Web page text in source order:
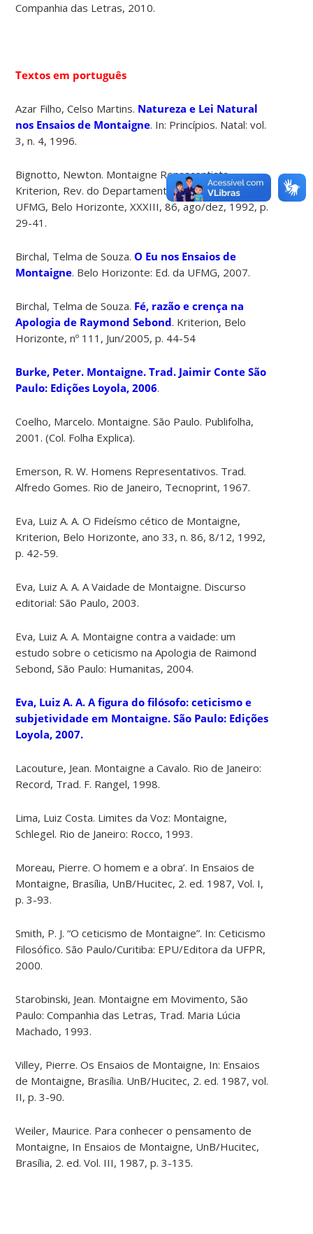
Companhia das Letras, 2010.
Textos em português
Azar Filho, Celso Martins. Natureza e Lei Natural
nos Ensaios de Montaigne. In: Princípios. Natal: vol.
3, n. 4, 1996.
Bignotto, Newton. Montaigne Renascentista.
Kriterion, Rev. do Departamento de Filosofia da
UFMG, Belo Horizonte, XXXIII, 86, ago/dez, 1992, p.
29-41.
Birchal, Telma de Souza.O Eu nos Ensaios de
Montaigne. Belo Horizonte: Ed. da UFMG, 2007.
Birchal, Telma de Souza. Fé, razão e crença na
Apologia de Raymond Sebond. Kriterion, Belo
Horizonte, nº 111, Jun/2005, p. 44-54
Burke, Peter. Montaigne. Trad. Jaimir Conte São
Paulo: Edições Loyola, 2006.
Coelho, Marcelo. Montaigne. São Paulo. Publifolha,
2001. (Col. Folha Explica).
Emerson, R. W. Homens Representativos. Trad.
Alfredo Gomes. Rio de Janeiro, Tecnoprint, 1967.
Eva, Luiz A. A. O Fideísmo cético de Montaigne,
Kriterion, Belo Horizonte, ano 33, n. 86, 8/12, 1992,
p. 42-59.
Eva, Luiz A. A. A Vaidade de Montaigne. Discurso
editorial: São Paulo, 2003.
Eva, Luiz A. A. Montaigne contra a vaidade: um
estudo sobre o ceticismo na Apologia de Raimond
Sebond, São Paulo: Humanitas, 2004.
Eva, Luiz A. A. A figura do filósofo: ceticismo e
subjetividade em Montaigne. São Paulo: Edições
Loyola, 2007.
Lacouture, Jean. Montaigne a Cavalo. Rio de Janeiro:
Record, Trad. F. Rangel, 1998.
Lima, Luiz Costa. Limites da Voz: Montaigne,
Schlegel. Rio de Janeiro: Rocco, 1993.
Moreau, Pierre. O homem e a obra’. In Ensaios de
Montaigne, Brasília, UnB/Hucitec, 2. ed. 1987, Vol. I,
p. 3-93.
Smith, P. J. “O ceticismo de Montaigne”. In: Ceticismo
Filosófico. São Paulo/Curitiba: EPU/Editora da UFPR,
2000.
Starobinski, Jean. Montaigne em Movimento, São
Paulo: Companhia das Letras, Trad. Maria Lúcia
Machado, 1993.
Villey, Pierre. Os Ensaios de Montaigne, In: Ensaios
de Montaigne, Brasília. UnB/Hucitec, 2. ed. 1987, vol.
II, p. 3-90.
Weiler, Maurice. Para conhecer o pensamento de
Montaigne, In Ensaios de Montaigne, UnB/Hucitec,
Brasília, 2. ed. Vol. III, 1987, p. 3-135.